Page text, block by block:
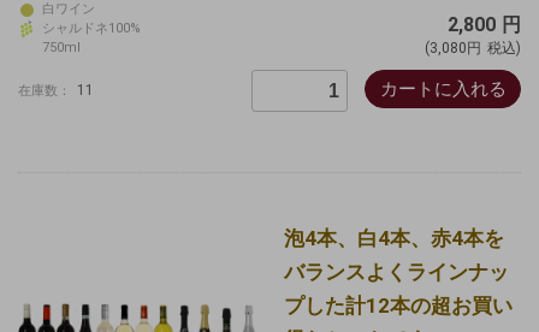
白ワイン
シャルドネ100%
750ml
2,800 円
(3,080円 税込)
在庫数： 11 カートに入れる
泡4本、白4本、赤4本を
バランスよくラインナッ
プした計12本の超お買い